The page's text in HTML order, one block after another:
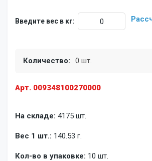
Арт. 009348100270000
На складе: 4175 шт.
Вес 1 шт.: 140.53 г.
Кол-во в упаковке: 10 шт.
Введите вес в кг:
Количество: 0 шт.